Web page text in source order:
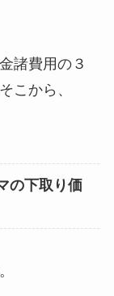
諸費用の３
こから、
の下取り価